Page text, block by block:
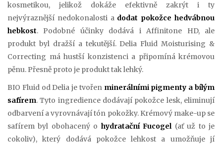
kosmetikou, jelikož dokáže efektivně zakrýt i ty
nejvýraznější nedokonalosti a dodat pokožce hedvábnou
hebkost. Podobné účinky dodává i Affinitone HD, ale
produkt byl dražší a tekutější. Delia Fluid Moisturising &
Correcting má hustší konzistenci a připomíná krémovou
pěnu. Přesně proto je produkt tak lehký.
BIO Fluid od Delia je tvořenminerálními pigmenty a bílým
safírem. Tyto ingredience dodávají pokožce lesk, eliminují
odbarvení a vyrovnávají tón pokožky. Krémový make-up se
safírem byl obohacený o hydratační Fucogel(ať už to je
cokoliv), který dodává pokožce lehkost a umožňuje jí